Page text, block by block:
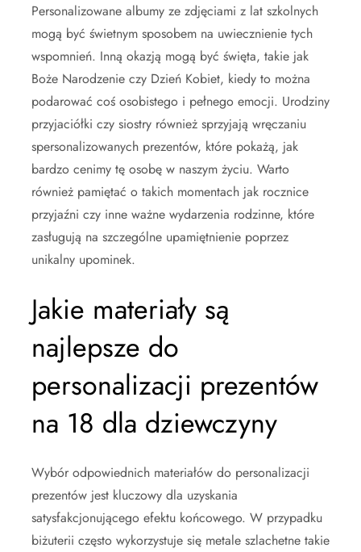
Personalizowane albumy ze zdjęciami z lat szkolnych
mogą być świetnym sposobem na uwiecznienie tych
wspomnień. Inną okazją mogą być święta, takie jak
Boże Narodzenie czy Dzień Kobiet, kiedy to można
podarować coś osobistego i pełnego emocji. Urodziny
przyjaciółki czy siostry również sprzyjają wręczaniu
spersonalizowanych prezentów, które pokażą, jak
bardzo cenimy tę osobę w naszym życiu. Warto
również pamiętać o takich momentach jak rocznice
przyjaźni czy inne ważne wydarzenia rodzinne, które
zasługują na szczególne upamiętnienie poprzez
unikalny upominek.
Jakie materiały są
najlepsze do
personalizacji prezentów
na 18 dla dziewczyny
Wybór odpowiednich materiałów do personalizacji
prezentów jest kluczowy dla uzyskania
satysfakcjonującego efektu końcowego. W przypadku
biżuterii często wykorzystuje się metale szlachetne takie